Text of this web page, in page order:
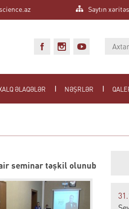
Saytın
ƏLAQƏLƏR NƏŞRLƏR
seminar təşkil olunub